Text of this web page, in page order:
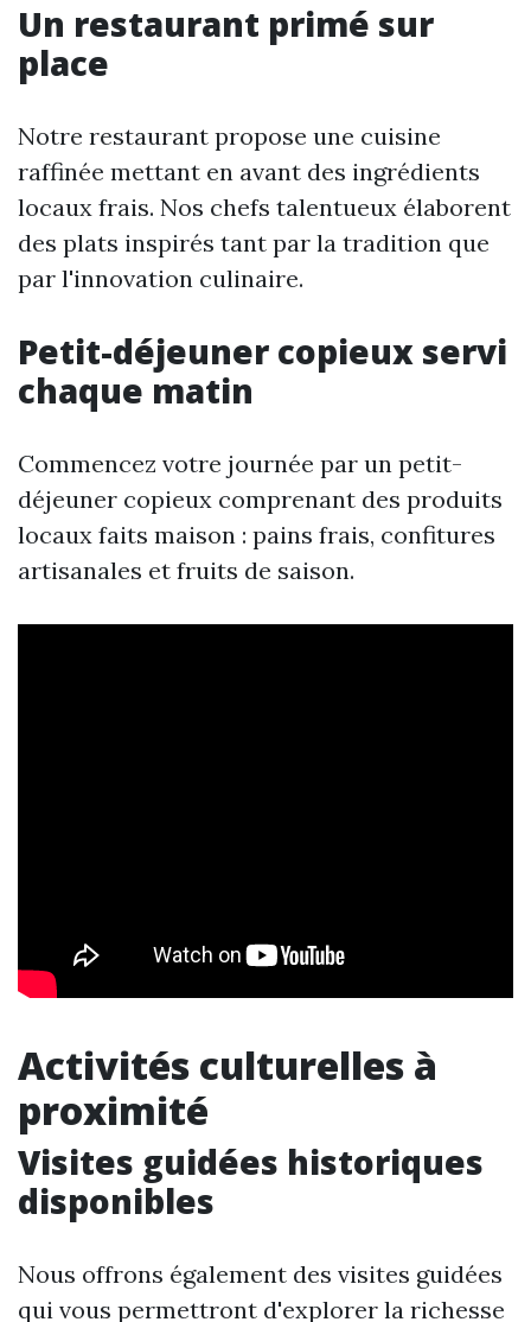
Un restaurant primé sur
place
Notre restaurant propose une cuisine
raffinée mettant en avant des ingrédients
locaux frais. Nos chefs talentueux élaborent
des plats inspirés tant par la tradition que
par l'innovation culinaire.
Petit-déjeuner copieux servi
chaque matin
Commencez votre journée par un petit-
déjeuner copieux comprenant des produits
locaux faits maison : pains frais, confitures
artisanales et fruits de saison.
Activités culturelles à
proximité
Visites guidées historiques
disponibles
Nous offrons également des visites guidées
qui vous permettront d'explorer la richesse